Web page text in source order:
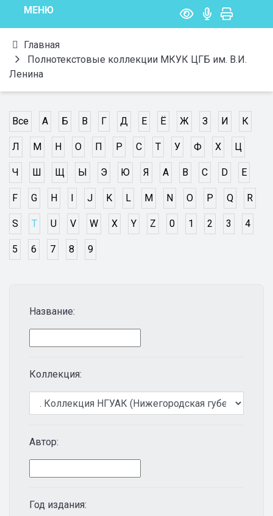
МЕНЮ
Главная
Полнотекстовые коллекции МКУК ЦГБ им. В.И.
Ленина
Название:
Коллекция:
Автор:
Год издания:
Все А Б В Г Д Е Ё Ж З И К
Л М Н О П Р С Т У Ф Х Ц
Ч Ш Щ Ы Э Ю Я A B C D E
F G H I J K L M N O P Q R
S T U V W X Y Z 0 1 2 3 4
5 6 7 8 9